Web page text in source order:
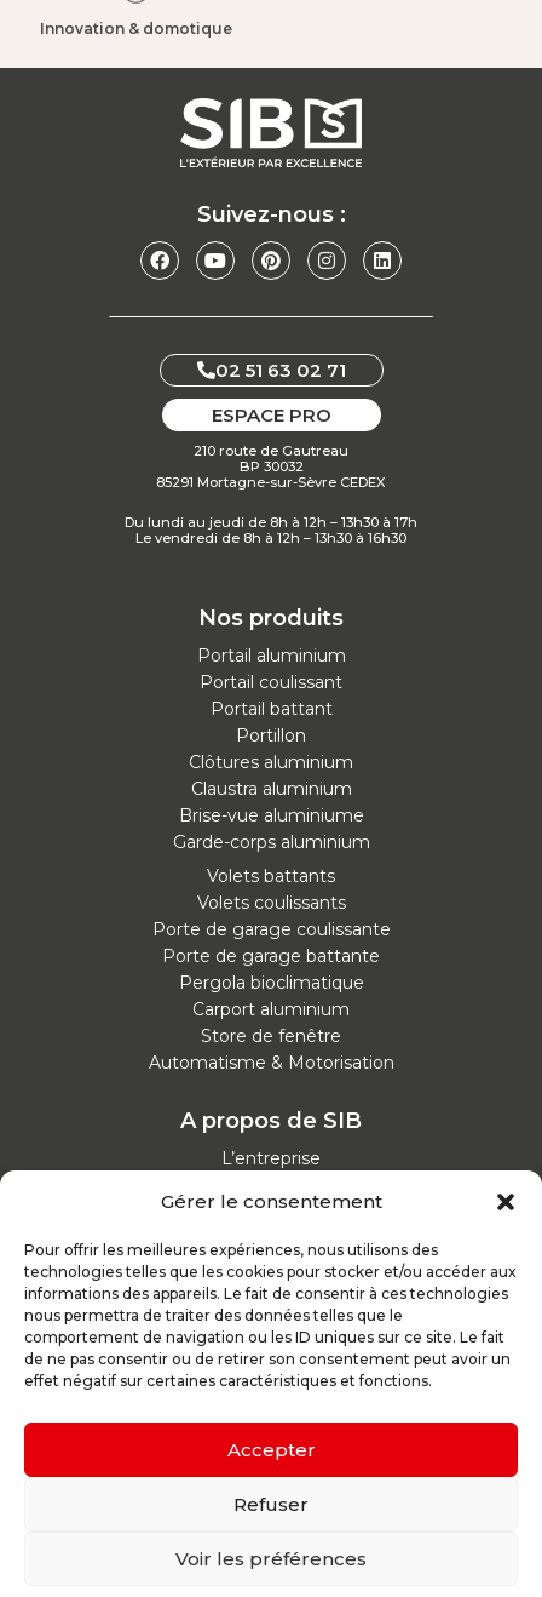
Gérer le consentement
Pour offrir les meilleures expériences, nous utilisons des
technologies telles que les cookies pour stocker et/ou accéder aux
informations des appareils. Le fait de consentir à ces technologies
nous permettra de traiter des données telles que le
comportement de navigation ou les ID uniques sur ce site. Le fait
de ne pas consentir ou de retirer son consentement peut avoir un
effet négatif sur certaines caractéristiques et fonctions.
Accepter
Refuser
Voir les préférences
Innovation & domotique​
Suivez-nous :
02 51 63 02 71
ESPACE PRO
210 route de Gautreau
BP 30032
85291 Mortagne-sur-Sèvre CEDEX
Du lundi au jeudi de 8h à 12h – 13h30 à 17h
Le vendredi de 8h à 12h – 13h30 à 16h30
Nos produits
Portail aluminium
Portail coulissant
Portail battant
Portillon
Clôtures aluminium
Claustra aluminium
Brise-vue aluminiume
Garde-corps aluminium
Volets battants
Volets coulissants
Porte de garage coulissante
Porte de garage battante
Pergola bioclimatique
Carport aluminium
Store de fenêtre
Automatisme & Motorisation
A propos de SIB
L’entreprise
Parcours d'achat
Nos garanties
Nos offres d’emploi
Actualités
Inspirez-vous
Nos conseils
Configurateur
Demande de devis
Parrain d’excellence